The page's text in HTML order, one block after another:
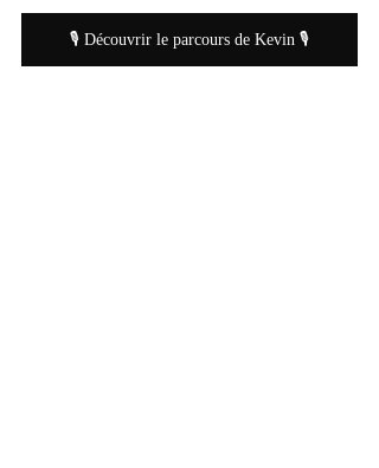
🎙 Découvrir le parcours de Kevin 🎙